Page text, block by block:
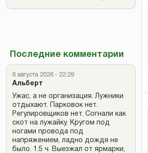
Последние комментарии
6 августа 2026 - 22:29
Альберт
Ужас, а не организация. Лужники
отдыхают. Парковок нет.
Регулировщиков нет. Согнали как
скот на лужайку. Кругом под
ногами провода под
напряжением, ладно дождя не
было. 1.5 ч. Выезжал от ярмарки,